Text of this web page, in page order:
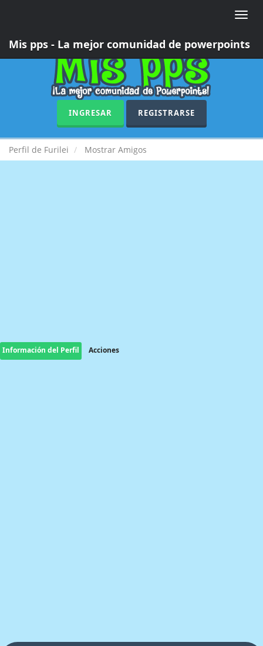
Toggle
Mis pps - La mejor comunidad de powerpoints
INGRESAR REGISTRARSE
Perfil de Furilei Mostrar Amigos
Información del Perfil Acciones